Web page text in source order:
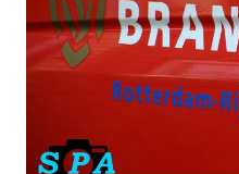
IN
ROTTERDAM